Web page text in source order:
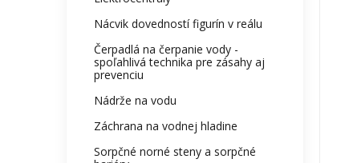
Nácvik dovedností figurín v reálu
Čerpadlá na čerpanie vody -
spoľahlivá technika pre zásahy aj
prevenciu
Nádrže na vodu
Záchrana na vodnej hladine
Sorpčné norné steny a sorpčné